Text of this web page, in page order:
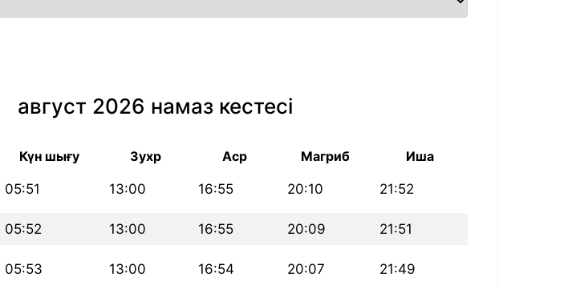
август 2026 намаз кестесі
Күн шығу Зухр Аср Магриб Иша
05:51 13:00 16:55 20:10 21:52
05:52 13:00 16:55 20:09 21:51
05:53 13:00 16:54 20:07 21:49